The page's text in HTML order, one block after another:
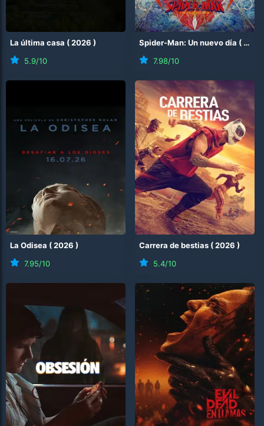
La última casa (2026 )
5.9/10
Spider-Man: Un nuevo día ( 2026
7.98/10
La Odisea (2026 )
7.95/10
Carrera de bestias (2026 )
5.4/10